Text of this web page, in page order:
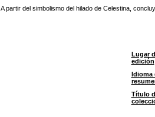
A partir del simbolismo del hilado de Celestina,
Lugar
edición
Idioma
Título